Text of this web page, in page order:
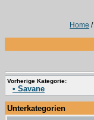
Home /
Vorherige Kategorie:
• Savane
Unterkategorien